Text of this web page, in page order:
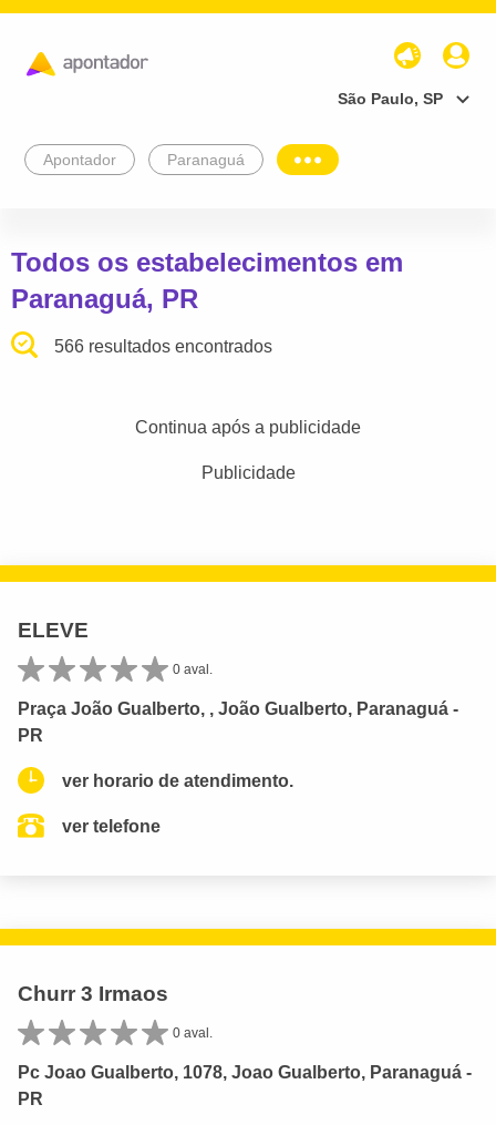
São Paulo, SP
Apontador Paranaguá
Todos os estabelecimentos em
Paranaguá, PR
566 resultados encontrados
Continua após a publicidade
Publicidade
ELEVE
0 aval.
Praça João Gualberto, , João Gualberto, Paranaguá -
PR
ver horario de atendimento.
ver telefone
Churr 3 Irmaos
0 aval.
Pc Joao Gualberto, 1078, Joao Gualberto, Paranaguá -
PR